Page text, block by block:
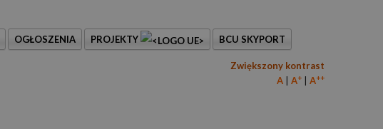
OGŁOSZENIA PROJEKTY
BCU SKYPORT
Zwiększony kontrast
A
A+ A++